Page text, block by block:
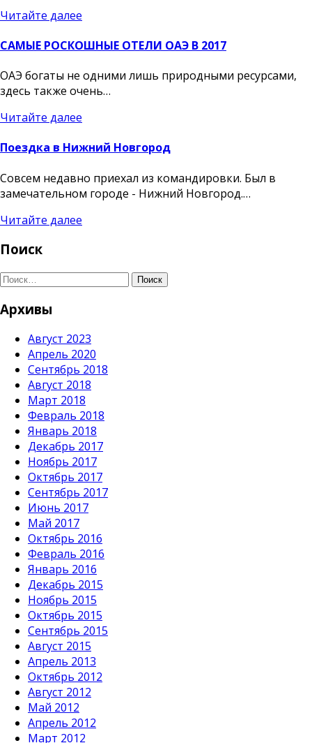
Читайте далее
САМЫЕ РОСКОШНЫЕ ОТЕЛИ ОАЭ В 2017
ОАЭ богаты не одними лишь природными ресурсами,
здесь также очень…
Читайте далее
Поездка в Нижний Новгород
Совсем недавно приехал из командировки. Был в
замечательном городе - Нижний Новгород.…
Читайте далее
Поиск
Поиск
Архивы
Август 2023
Апрель 2020
Сентябрь 2018
Август 2018
Март 2018
Февраль 2018
Январь 2018
Декабрь 2017
Ноябрь 2017
Октябрь 2017
Сентябрь 2017
Июнь 2017
Май 2017
Октябрь 2016
Февраль 2016
Январь 2016
Декабрь 2015
Ноябрь 2015
Октябрь 2015
Сентябрь 2015
Август 2015
Апрель 2013
Октябрь 2012
Август 2012
Май 2012
Апрель 2012
Март 2012